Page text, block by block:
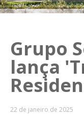
Grupo
lança
22 de janeiro de 2025